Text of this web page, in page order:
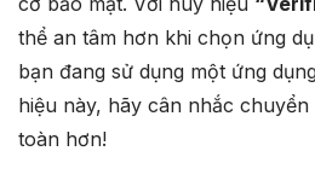
thể an tâm hơn khi chọn ứng
bạn đang sử dụng một ứng
hiệu này, hãy cân nhắc
toàn hơn!